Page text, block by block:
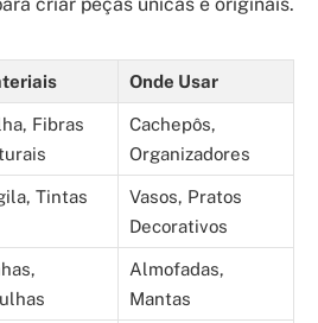
Onde Usar
Fibras
Cachepôs,
Organizadores
Tintas
Vasos, Pratos
Decorativos
Almofadas,
Mantas